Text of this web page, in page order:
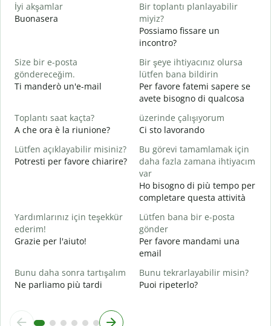
İyi akşamlar
Buonasera
Bir toplantı planlayabilir
miyiz?
Possiamo fissare un
incontro?
Size bir e-posta
göndereceğim.
Ti manderò un'e-mail
Bir şeye ihtiyacınız olursa
lütfen bana bildirin
Per favore fatemi sapere se
avete bisogno di qualcosa
Toplantı saat kaçta?
A che ora è la riunione?
üzerinde çalışıyorum
Ci sto lavorando
Lütfen açıklayabilir misiniz?
Potresti per favore chiarire?
Bu görevi tamamlamak için
daha fazla zamana ihtiyacım
var
Ho bisogno di più tempo per
completare questa attività
Yardımlarınız için teşekkür
ederim!
Grazie per l'aiuto!
Lütfen bana bir e-posta
gönder
Per favore mandami una
email
Bunu daha sonra tartışalım
Ne parliamo più tardi
Bunu tekrarlayabilir misin?
Puoi ripeterlo?